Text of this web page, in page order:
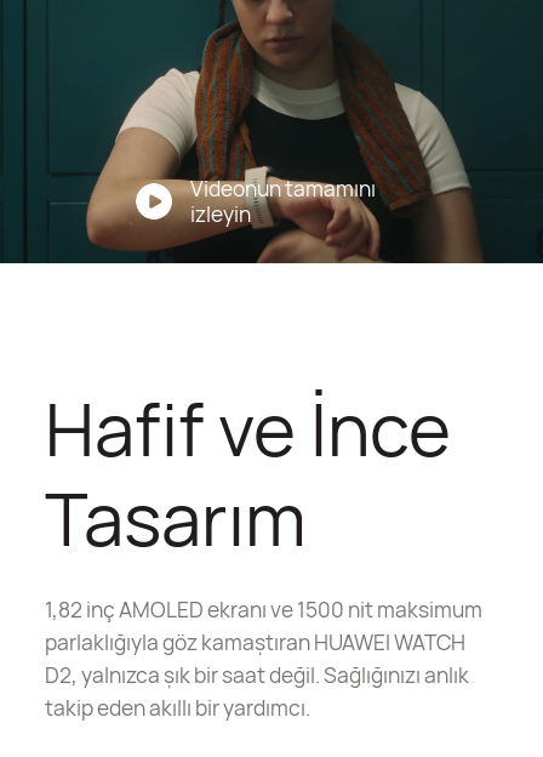
Videonun tamamını
izleyin
Hafif ve İnce
Tasarım
1,82 inç AMOLED ekranı ve 1500 nit maksimum
parlaklığıyla göz kamaştıran HUAWEI WATCH
D2, yalnızca şık bir saat değil. Sağlığınızı anlık
takip eden akıllı bir yardımcı.